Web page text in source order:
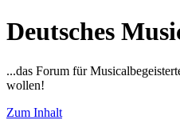
Deutsches
...das Forum für
wollen!
Zum Inhalt